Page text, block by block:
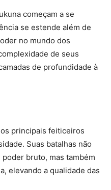
começam a se
se estende além de
no mundo dos
de seus
de profundidade à
principais feiticeiros
Suas batalhas não
bruto, mas também
elevando a qualidade das